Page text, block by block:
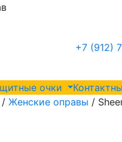
+7 (912)
очки
/ Женские оправы /